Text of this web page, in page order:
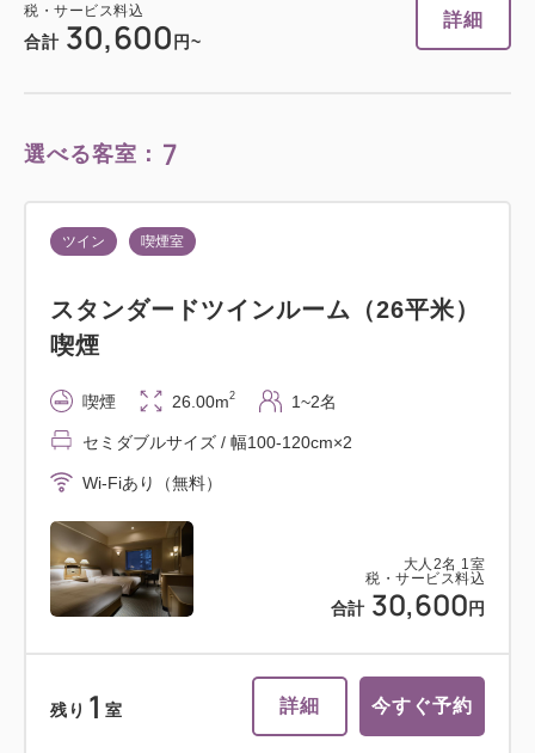
税・サービス料込
合計 30,600 円~
詳細
選べる客室： 7
大人 2名 1 室
税・サービス料込
合計 30,600 円
ツイン 喫煙室
スタンダードツインルーム（26平米）
喫煙
喫煙 26.00m2 1~2名
セミダブルサイズ / 幅100-120cm×2
Wi-Fiあり（無料）
残り 1 室 詳細 今すぐ予約